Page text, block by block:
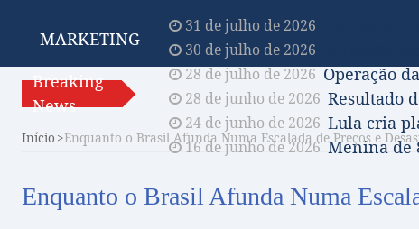
MARKETING
Breaking
News
31 de julho de 2026
30 de julho de 2026
28 de julho de 2026 Operação
28 de junho de 2026 Resultado
24 de junho de 2026 Lula cria
16 de junho de 2026 Menina de
Início Enquanto o Brasil Afunda Numa Escalada de Preços e
Enquanto o Brasil Afunda Numa